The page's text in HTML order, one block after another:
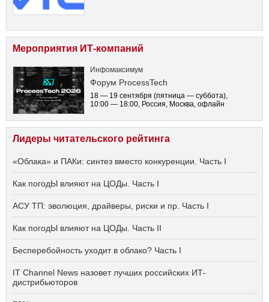
Мероприятия ИТ-компаний
Инфомаксимум
Форум ProcessTech
18 — 19 сентября (пятница — суббота),
10:00 — 18:00, Россия, Москва, офлайн
Лидеры читательского рейтинга
«Облака» и ПАКи: синтез вместо конкуренции. Часть I
Как погодЫ влияют на ЦОДы. Часть I
АСУ ТП: эволюция, драйверы, риски и пр. Часть I
Как погодЫ влияют на ЦОДы. Часть II
Бесперебойность уходит в облако? Часть I
IT Channel News назовет лучших российских ИТ-
дистрибьюторов